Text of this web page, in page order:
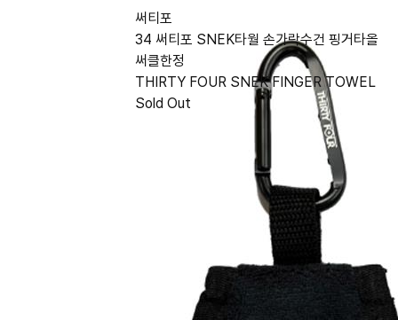
써티포
34 써티포 SNEK타월 손가락수건 핑거타올
써클한정
THIRTY FOUR SNEK FINGER TOWEL
Sold Out